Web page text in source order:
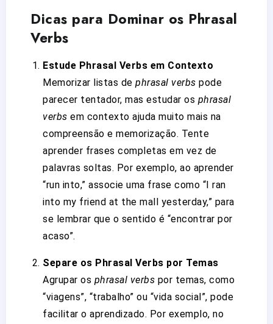
Dicas para Dominar os Phrasal
Verbs
Estude Phrasal Verbs em Contexto
Memorizar listas de phrasal verbs pode
parecer tentador, mas estudar os phrasal
verbs em contexto ajuda muito mais na
compreensão e memorização. Tente
aprender frases completas em vez de
palavras soltas. Por exemplo, ao aprender
“run into,” associe uma frase como “I ran
into my friend at the mall yesterday,” para
se lembrar que o sentido é “encontrar por
acaso”.
Separe os Phrasal Verbs por Temas
Agrupar os phrasal verbs por temas, como
“viagens”, “trabalho” ou “vida social”, pode
facilitar o aprendizado. Por exemplo, no